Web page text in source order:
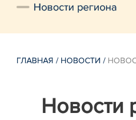
Новости региона
ГЛАВНАЯ / НОВОСТИ /
Новости